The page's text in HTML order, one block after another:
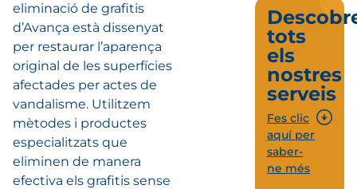
eliminació de grafitis
d’Avança està dissenyat
per restaurar l’aparença
original de les superfícies
afectades per actes de
vandalisme. Utilitzem
mètodes i productes
especialitzats que
eliminen de manera
efectiva els grafitis sense
tots
els
nostres
serveis
Fes clic
aquí per
saber-
ne més